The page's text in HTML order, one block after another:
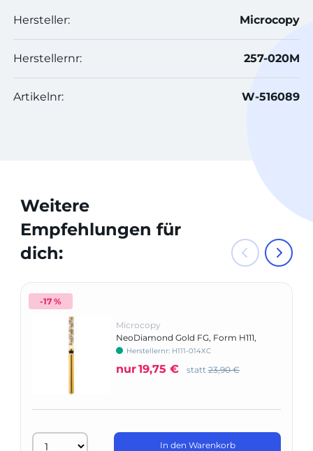
Hersteller: Microcopy
Herstellernr: 257-020M
Artikelnr: W-516089
Weitere
Empfehlungen für
dich:
-17 %
Microcopy
NeoDiamond Gold FG, Form H111,
NeoSpiral, Zylinder flach
Herstellernr: H111-014XC
nur19,75 € statt 23,90 €
In den Warenkorb